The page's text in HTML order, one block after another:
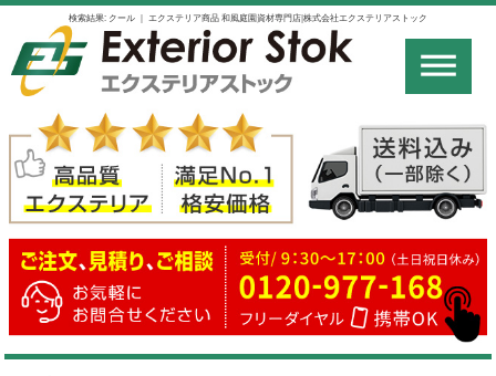
検索結果: クール ｜ エクステリア商品 和風庭園資材専門店|株式会社エクステリアストック